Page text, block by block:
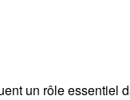
un rôle essentiel